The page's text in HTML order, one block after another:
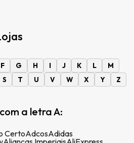
F G H I J K L
M
S T U V W X Y Z
a letra A:
CertoAdcosAdidas